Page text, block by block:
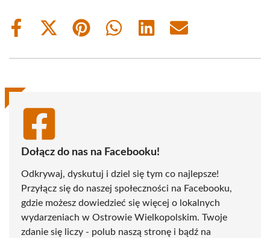
Share
Share
(Twitter)
Share
Share
Share
Share
Dołącz do nas na Facebooku!
Odkrywaj, dyskutuj i dziel się tym co najlepsze!
Przyłącz się do naszej społeczności na Facebooku,
gdzie możesz dowiedzieć się więcej o lokalnych
wydarzeniach w Ostrowie Wielkopolskim. Twoje
zdanie się liczy - polub naszą stronę i bądź na